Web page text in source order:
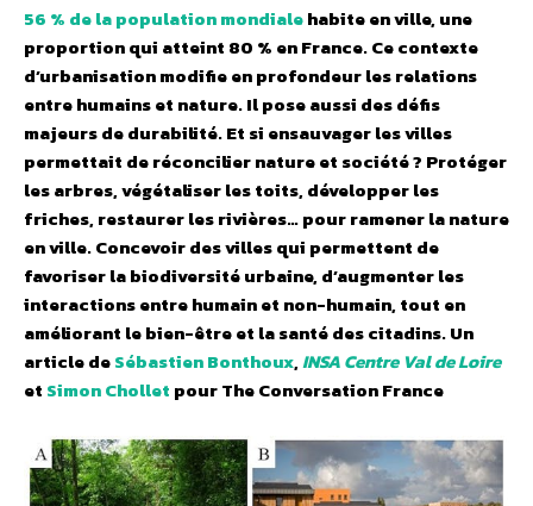
56 % de la population mondialehabite en ville, une
proportion qui atteint 80 % en France. Ce contexte
d’urbanisation modifie en profondeur les relations
entre humains et nature. Il pose aussi des défis
majeurs de durabilité. Et si ensauvager les villes
permettait de réconcilier nature et société ? Protéger
les arbres, végétaliser les toits, développer les
friches, restaurer les rivières… pour ramener la nature
en ville. Concevoir des villes qui permettent de
favoriser la biodiversité urbaine, d’augmenter les
interactions entre humain et non-humain, tout en
améliorant le bien-être et la santé des citadins.Un
article deSébastien Bonthoux,INSA Centre Val de Loire
et Simon Chollet pour The Conversation France